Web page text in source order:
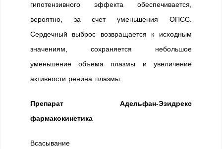
гипотензивного эффекта обеспечивается,
вероятно, за счет уменьшения ОПСС.
Сердечный выброс возвращается к исходным
значениям, сохраняется небольшое
уменьшение объема плазмы и увеличение
активности ренина плазмы.
Препарат Адельфан-Эзидрекс
фармакокинетика
Всасывание